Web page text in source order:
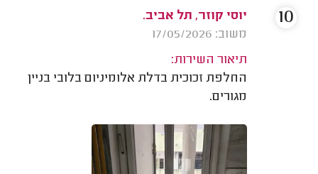
יוסי קוזר, תל אביב.
משוב: 17/05/2026
תיאור השירות:
החלפת זכוכית בדלת אלומיניום בלובי בניין
מגורים.
10